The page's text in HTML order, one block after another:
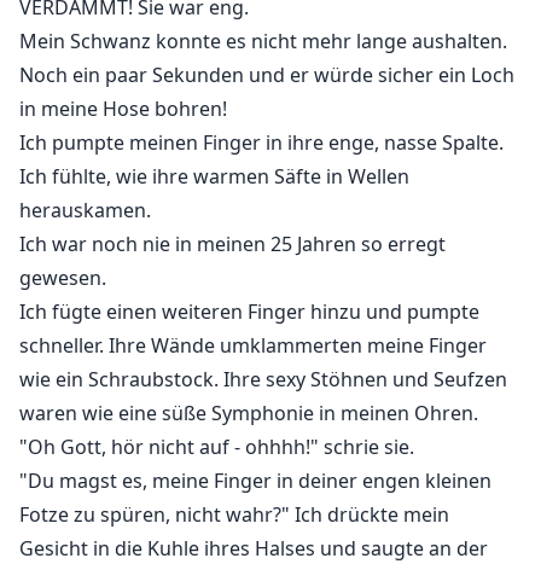
VERDAMMT! Sie war eng.
Mein Schwanz konnte es nicht mehr lange aushalten.
Noch ein paar Sekunden und er würde sicher ein Loch
in meine Hose bohren!
Ich pumpte meinen Finger in ihre enge, nasse Spalte.
Ich fühlte, wie ihre warmen Säfte in Wellen
herauskamen.
Ich war noch nie in meinen 25 Jahren so erregt
gewesen.
Ich fügte einen weiteren Finger hinzu und pumpte
schneller. Ihre Wände umklammerten meine Finger
wie ein Schraubstock. Ihre sexy Stöhnen und Seufzen
waren wie eine süße Symphonie in meinen Ohren.
"Oh Gott, hör nicht auf - ohhhh!" schrie sie.
"Du magst es, meine Finger in deiner engen kleinen
Fotze zu spüren, nicht wahr?" Ich drückte mein
Gesicht in die Kuhle ihres Halses und saugte an der